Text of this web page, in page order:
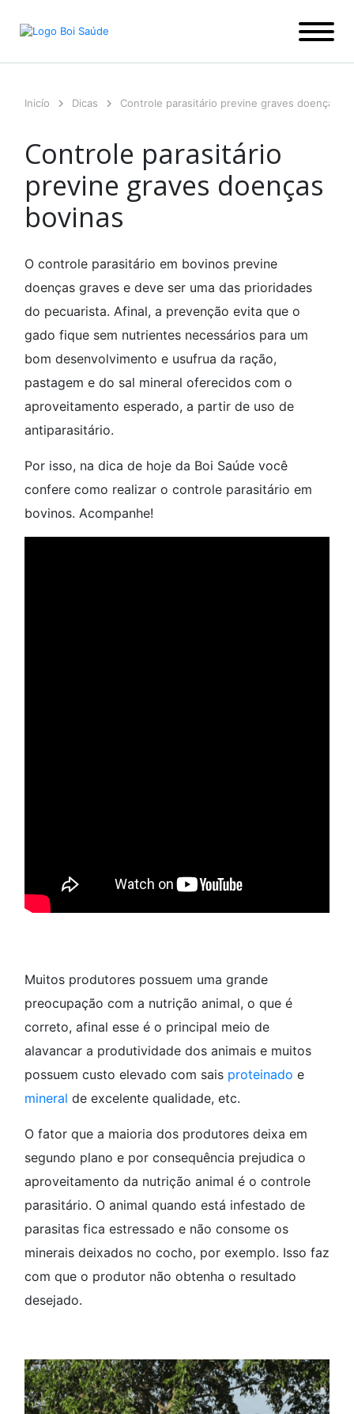
para
Inicío Dicas Controle parasitário previne graves doenças
Controle parasitário
previne graves doenças
bovinas
O controle parasitário em bovinos previne
doenças graves e deve ser uma das prioridades
do pecuarista. Afinal, a prevenção evita que o
gado fique sem nutrientes necessários para um
bom desenvolvimento e usufrua da ração,
pastagem e do sal mineral oferecidos com o
aproveitamento esperado, a partir de uso de
antiparasitário.
Por isso, na dica de hoje da Boi Saúde você
confere como realizar o controle parasitário em
bovinos. Acompanhe!
Muitos produtores possuem uma grande
preocupação com a nutrição animal, o que é
correto, afinal esse é o principal meio de
alavancar a produtividade dos animais e muitos
possuem custo elevado com sais proteinado e
mineral de excelente qualidade, etc.
O fator que a maioria dos produtores deixa em
segundo plano e por consequência prejudica o
aproveitamento da nutrição animal é o controle
parasitário. O animal quando está infestado de
parasitas fica estressado e não consome os
minerais deixados no cocho, por exemplo. Isso faz
com que o produtor não obtenha o resultado
desejado.